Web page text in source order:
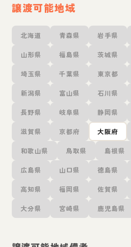
譲渡可能地域
北海道 青森県 岩手県
山形県 福島県 茨城県
埼玉県 千葉県 東京都
新潟県 富山県 石川県
長野県 岐阜県 静岡県
滋賀県 京都府 大阪府
和歌山県 鳥取県 島根県
広島県 山口県 徳島県
高知県 福岡県 佐賀県
大分県 宮崎県 鹿児島県